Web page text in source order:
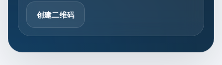
创建二维码